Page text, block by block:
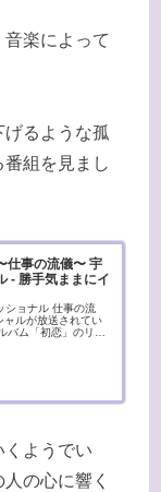
楽によって
るような孤
組を見まし
仕事の流儀〜 宇
- 勝手気ままにイ
ショナル 仕事の流
ャルが放送されてい
バム「初恋」のリリ
くようでい
の心に響く